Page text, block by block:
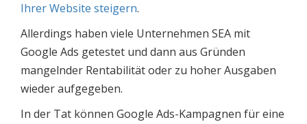
Ihrer Website steigern.
Allerdings haben viele Unternehmen SEA mit
Google Ads getestet und dann aus Gründen
mangelnder Rentabilität oder zu hoher Ausgaben
wieder aufgegeben.
In der Tat können Google Ads-Kampagnen für eine